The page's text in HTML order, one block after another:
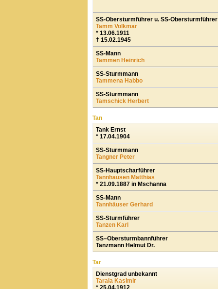
SS-Obersturmführer u. SS-Obersturmführer
Tamm Volkmar
* 13.06.1911
† 15.02.1945
SS-Mann
Tammen Heinrich
SS-Sturmmann
Tammena Habbo
SS-Sturmmann
Tamschick Herbert
Tan
Tank Ernst
* 17.04.1904
SS-Sturmmann
Tangner Peter
SS-Hauptscharführer
Tannhausen Matthias
* 21.09.1887 in Mschanna
SS-Mann
Tannhäuser Gerhard
SS-Sturmführer
Tanzen Karl
SS–Obersturmbannführer
Tanzmann Helmut Dr.
Tar
Dienstgrad unbekannt
Tarala Kasimir
* 25.04.1912